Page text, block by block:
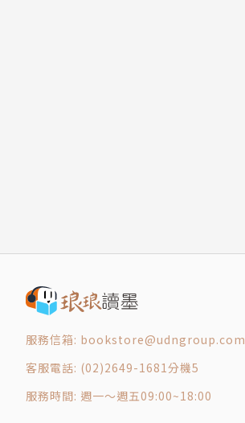
服務信箱: bookstore@udngroup.com
客服電話: (02)2649-1681分機5
服務時間: 週一～週五09:00~18:00